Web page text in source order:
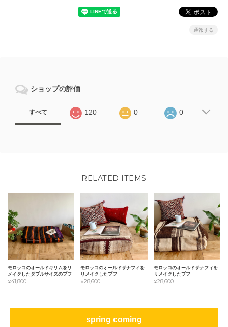
通報する
ショップの評価
すべて 120 0 0
RELATED ITEMS
モロッコのオールドキリムをリ
メイクしたダブルサイズのプフ
¥41,800
モロッコのオールドザナフィを
リメイクしたプフ
¥28,600
モロッコのオールドザナフィを
リメイクしたプフ
¥28,600
spring coming